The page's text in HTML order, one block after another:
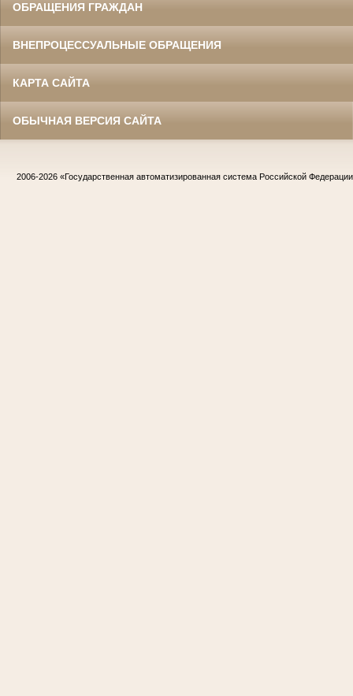
ОБРАЩЕНИЯ ГРАЖДАН
ВНЕПРОЦЕССУАЛЬНЫЕ ОБРАЩЕНИЯ
КАРТА САЙТА
ОБЫЧНАЯ ВЕРСИЯ САЙТА
2006-2026 «Государственная автоматизированная система Российской